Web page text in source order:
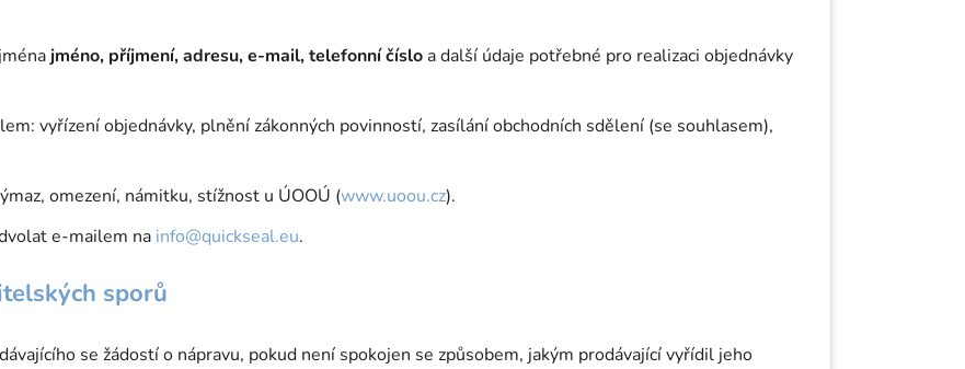
jméno, příjmení, adresu, e-mail, telefonní číslo a další údaje potřebné pro realizaci objednávky
vyřízení objednávky, plnění zákonných povinností, zasílání obchodních sdělení (se souhlasem),
omezení, námitku, stížnost u ÚOOÚ (www.uoou.cz).
e-mailem na info@quickseal.eu.
sporů
se žádostí o nápravu, pokud není spokojen se způsobem, jakým prodávající vyřídil jeho